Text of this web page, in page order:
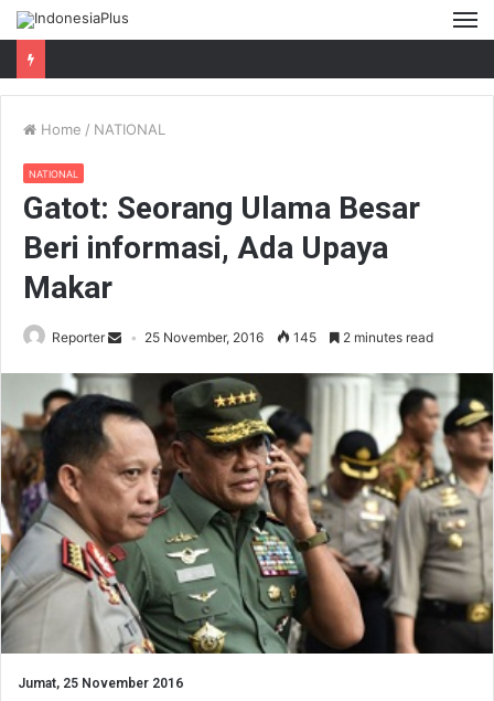
Home / NATIONAL
NATIONAL
Gatot: Seorang Ulama Besar
Beri informasi, Ada Upaya
Makar
Reporter 25 November, 2016 145 2 minutes read
Jumat, 25 November 2016